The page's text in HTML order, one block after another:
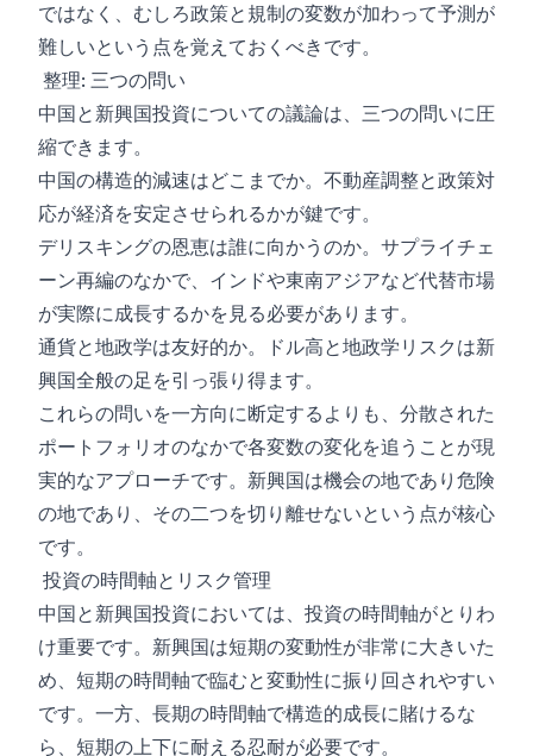
ではなく、むしろ政策と規制の変数が加わって予測が
難しいという点を覚えておくべきです。
整理: 三つの問い
中国と新興国投資についての議論は、三つの問いに圧
縮できます。
中国の構造的減速はどこまでか。不動産調整と政策対
応が経済を安定させられるかが鍵です。
デリスキングの恩恵は誰に向かうのか。サプライチェ
ーン再編のなかで、インドや東南アジアなど代替市場
が実際に成長するかを見る必要があります。
通貨と地政学は友好的か。ドル高と地政学リスクは新
興国全般の足を引っ張り得ます。
これらの問いを一方向に断定するよりも、分散された
ポートフォリオのなかで各変数の変化を追うことが現
実的なアプローチです。新興国は機会の地であり危険
の地であり、その二つを切り離せないという点が核心
です。
投資の時間軸とリスク管理
中国と新興国投資においては、投資の時間軸がとりわ
け重要です。新興国は短期の変動性が非常に大きいた
め、短期の時間軸で臨むと変動性に振り回されやすい
です。一方、長期の時間軸で構造的成長に賭けるな
ら、短期の上下に耐える忍耐が必要です。